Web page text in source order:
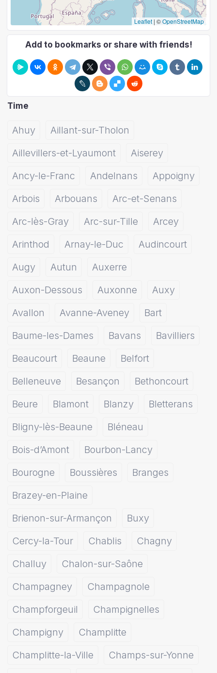
Leaflet | ©OpenStreetMap
Add to bookmarks or share with friends!
Time
Ahuy
Aillant-sur-Tholon
Aillevillers-et-Lyaumont
Aiserey
Ancy-le-Franc
Andelnans
Appoigny
Arbois
Arbouans
Arc-et-Senans
Arc-lès-Gray
Arc-sur-Tille
Arcey
Arinthod
Arnay-le-Duc
Audincourt
Augy
Autun
Auxerre
Auxon-Dessous
Auxonne
Auxy
Avallon
Avanne-Aveney
Bart
Baume-les-Dames
Bavans
Bavilliers
Beaucourt
Beaune
Belfort
Belleneuve
Besançon
Bethoncourt
Beure
Blamont Blanzy
Bletterans
Bligny-lès-Beaune
Bléneau
Bois-d’Amont
Bourbon-Lancy
Bourogne
Boussières
Branges
Brazey-en-Plaine
Brienon-sur-Armançon
Buxy
Cercy-la-Tour
Chablis
Chagny
Challuy
Chalon-sur-Saône
Champagney
Champagnole
Champforgeuil
Champignelles
Champigny
Champlitte
Champlitte-la-Ville
Champs-sur-Yonne